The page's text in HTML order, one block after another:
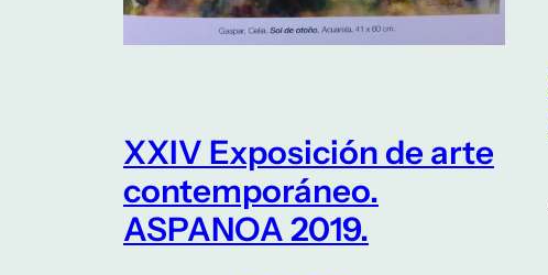
XXIV Exposición de arte
contemporáneo.
ASPANOA 2019.